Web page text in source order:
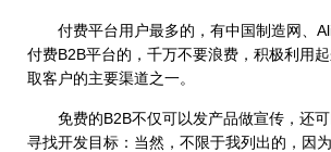
付费平台用户最多的，有中国制造网、
付费B2B平台的，千万不要浪费，积极利用
取客户的主要渠道之一。
免费的B2B不仅可以发产品做宣传，还可
寻找开发目标：当然，不限于我列出的，因